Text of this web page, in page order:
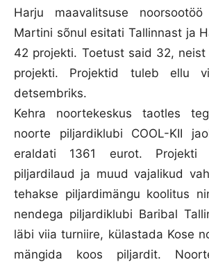
Harju maavalitsuse
Martini sõnul esitati Tallinnast ja
42 projekti. Toetust said 32,
projekti. Projektid tuleb ellu
detsembriks.
Kehra noortekeskus taotles
noorte piljardiklubi COOL-KII
eraldati 1361 eurot. Projekti
piljardilaud ja muud vajalikud
tehakse piljardimängu koolitus
nendega piljardiklubi Baribal
läbi viia turniire, külastada Kose
mängida koos piljardit.